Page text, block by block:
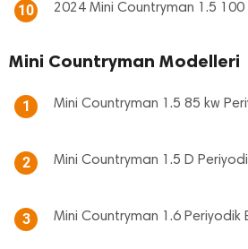
10 2024 Mini Countryman 1.5 100
Mini Countryman Modelleri
1 Mini Countryman 1.5 85 kw
2 Mini Countryman 1.5 D
3 Mini Countryman 1.6 Periyodik